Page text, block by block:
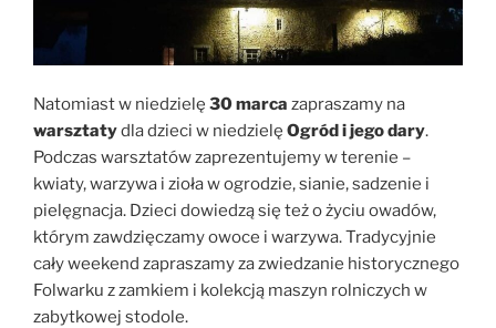
Natomiast w niedzielę 30 marca zapraszamy na
warsztatydla dzieci w niedzielę Ogród i jego dary.
Podczas warsztatów zaprezentujemy w terenie –
kwiaty, warzywa i zioła w ogrodzie, sianie, sadzenie i
pielęgnacja. Dzieci dowiedzą się też o życiu owadów,
którym zawdzięczamy owoce i warzywa. Tradycyjnie
cały weekend zapraszamy za zwiedzanie historycznego
Folwarku z zamkiem i kolekcją maszyn rolniczych w
zabytkowej stodole.